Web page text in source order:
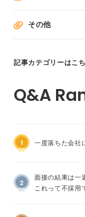
その他
記事カテゴリーはこ
1 一度落ちた会社
2
面接の結果は一
これって不採用